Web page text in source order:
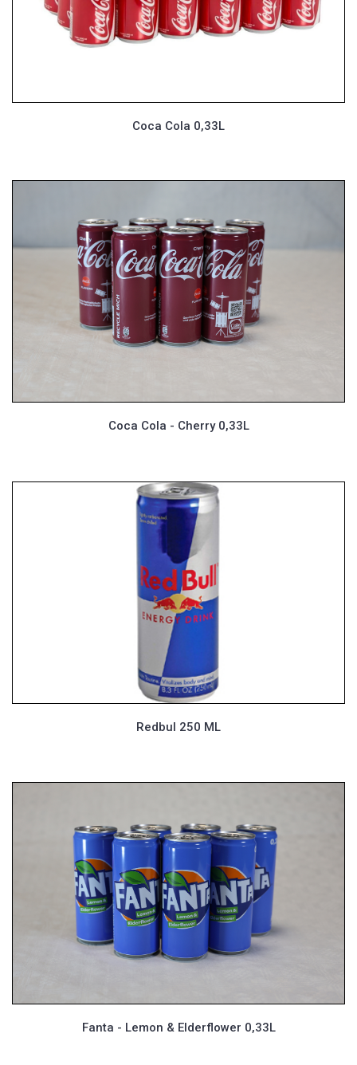
Coca Cola 0,33L
Coca Cola - Cherry 0,33L
Redbul 250 ML
Fanta - Lemon & Elderflower 0,33L